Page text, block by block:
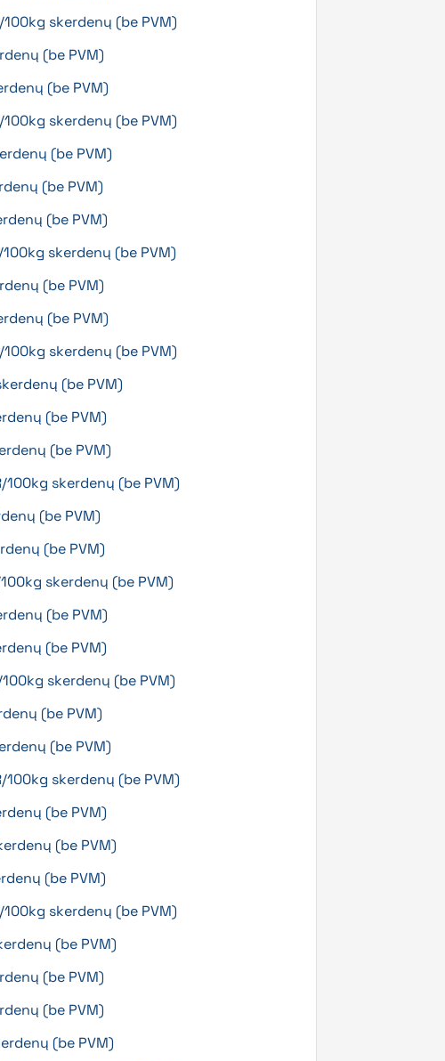
skerdenų (be PVM)
(be PVM)
(be PVM)
skerdenų (be PVM)
(be PVM)
(be PVM)
(be PVM)
skerdenų (be PVM)
(be PVM)
(be PVM)
skerdenų (be PVM)
(be PVM)
(be PVM)
(be PVM)
skerdenų (be PVM)
(be PVM)
(be PVM)
skerdenų (be PVM)
(be PVM)
(be PVM)
skerdenų (be PVM)
(be PVM)
(be PVM)
skerdenų (be PVM)
(be PVM)
(be PVM)
(be PVM)
skerdenų (be PVM)
(be PVM)
(be PVM)
(be PVM)
(be PVM)